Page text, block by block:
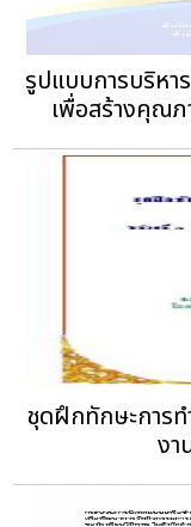
รูปแบบการบริหา
เพื่อสร้างคุณภ
ชุดฝึกทักษะการ
งา